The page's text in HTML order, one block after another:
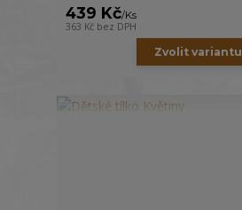
439 Kč/Ks
363 Kč bez DPH
Zvolit variantu